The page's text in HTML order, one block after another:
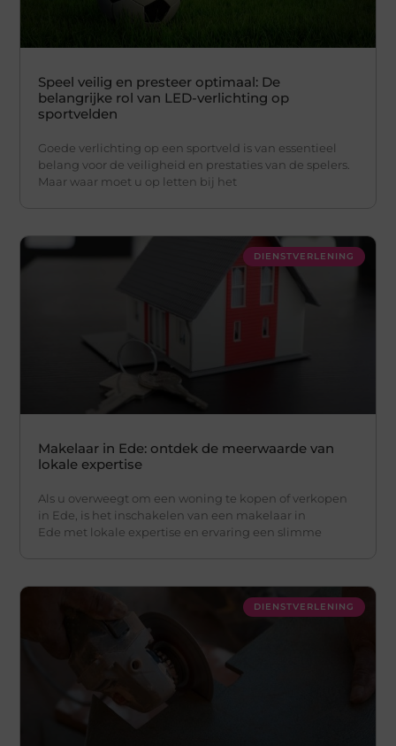
Speel veilig en presteer optimaal: De
belangrijke rol van LED-verlichting op
sportvelden
Goede verlichting op een sportveld is van essentieel
belang voor de veiligheid en prestaties van de spelers.
Maar waar moet u op letten bij het
DIENSTVERLENING
Makelaar in Ede: ontdek de meerwaarde van
lokale expertise
Als u overweegt om een woning te kopen of verkopen
in Ede, is het inschakelen van een makelaar in
Ede met lokale expertise en ervaring een slimme
DIENSTVERLENING